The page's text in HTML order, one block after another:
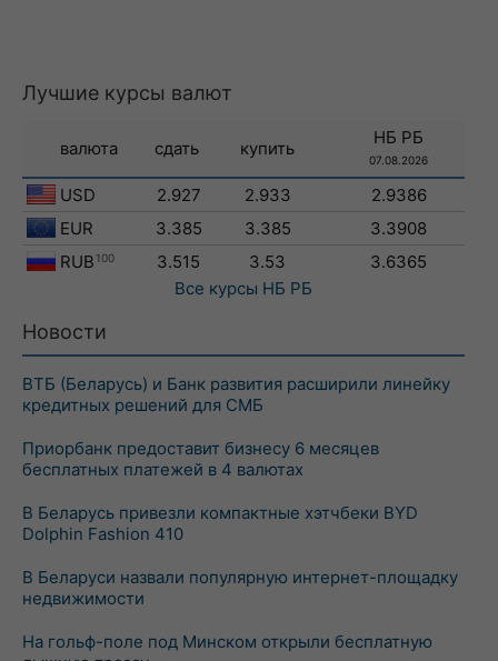
Лучшие курсы валют
валюта сдать купить
НБ РБ
07.08.2026
USD 2.927 2.933
2.9386
EUR
3.385 3.385
3.3908
RUB 100 3.515 3.53
3.6365
Все курсы НБ РБ
Новости
ВТБ (Беларусь) и Банк развития расширили линейку
кредитных решений для СМБ
Приорбанк предоставит бизнесу 6 месяцев
бесплатных платежей в 4 валютах
В Беларусь привезли компактные хэтчбеки BYD
Dolphin Fashion 410
В Беларуси назвали популярную интернет-площадку
недвижимости
На гольф-поле под Минском открыли бесплатную